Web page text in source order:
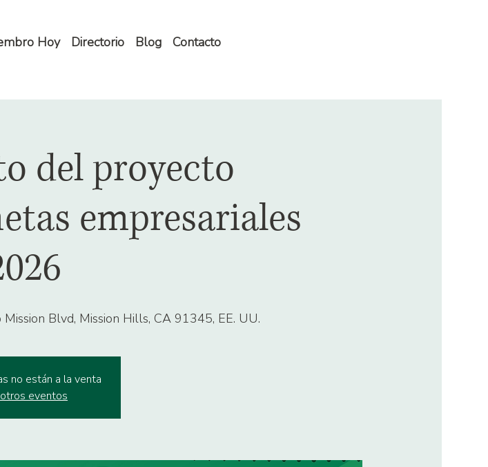
Hoy Directorio Blog Contacto
del proyecto
empresariales
Blvd, Mission Hills, CA 91345, EE. UU.
no están a la venta
eventos